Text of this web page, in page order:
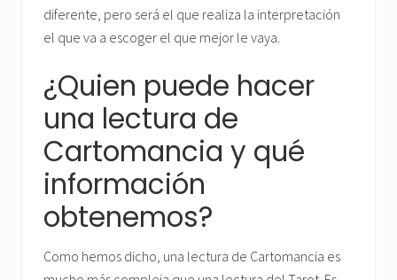
diferente, pero será el que realiza la interpretación
el que va a escoger el que mejor le vaya.
¿Quien puede hacer
una lectura de
Cartomancia y qué
información
obtenemos?
Como hemos dicho, una lectura de Cartomancia es